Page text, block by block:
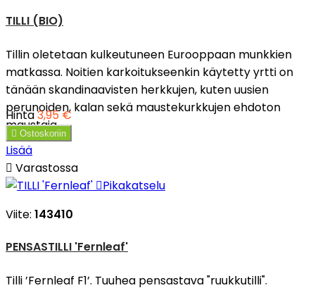
TILLI (BIO)
Tillin oletetaan kulkeutuneen Eurooppaan munkkien
matkassa. Noitien karkoitukseenkin käytetty yrtti on
tänään skandinaavisten herkkujen, kuten uusien
perunoiden, kalan sekä maustekurkkujen ehdoton
maustaja.
Hinta3,95 €
 Ostoskoriin
Lisää
 Varastossa
Pikakatselu
Viite: 143410
PENSASTILLI 'Fernleaf'
Tilli ’Fernleaf F1’. Tuuhea pensastava "ruukkutilli".